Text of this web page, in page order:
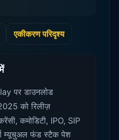
एकीकरण परिदृश्य
पर डाउनलोड
को रिलीज़
कमोडिटी, IPO, SIP
म्यूचुअल फंड स्टैक पेश